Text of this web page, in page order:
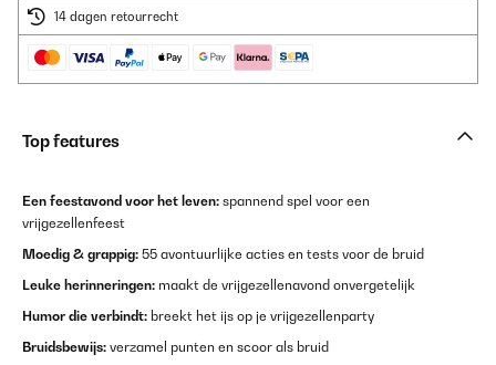
14 dagen retourrecht
Top features
Een feestavond voor het leven: spannend spel voor een
vrijgezellenfeest
Moedig & grappig: 55 avontuurlijke acties en tests voor de bruid
Leuke herinneringen: maakt de vrijgezellenavond onvergetelijk
Humor die verbindt: breekt het ijs op je vrijgezellenparty
Bruidsbewijs: verzamel punten en scoor als bruid